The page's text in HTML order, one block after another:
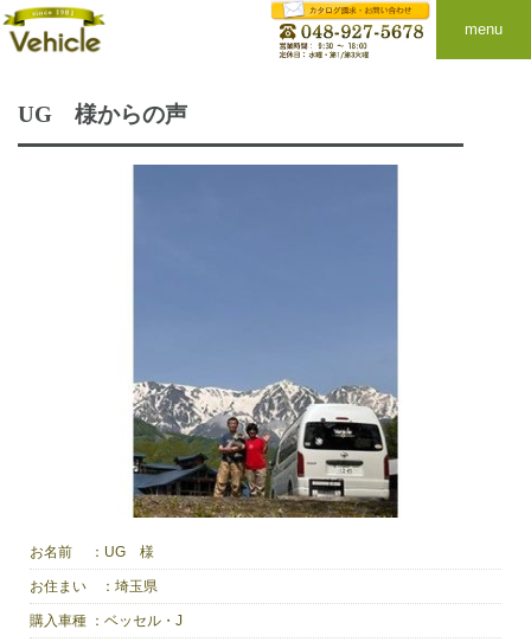
menu
UG 様からの声
お名前 ： UG 様
お住まい ：埼玉県
購入車種 ：ベッセル・J